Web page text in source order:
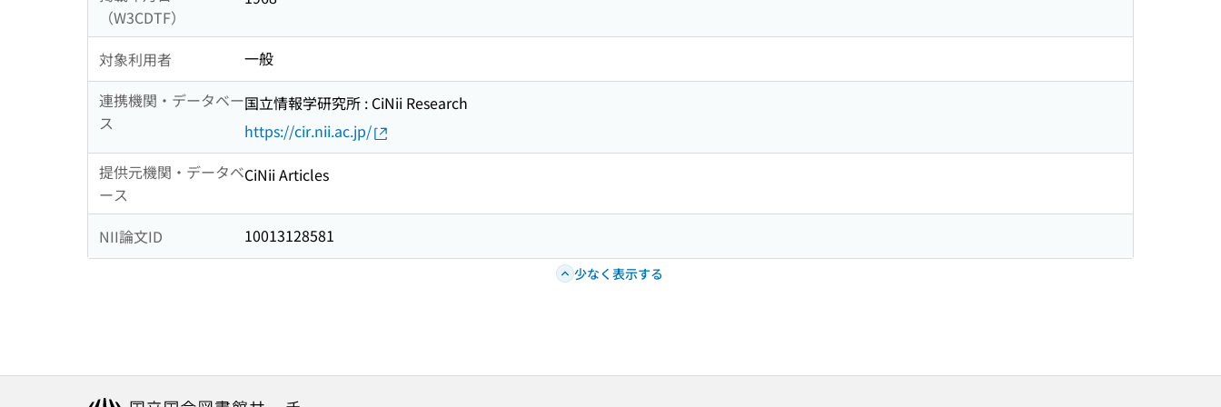
（W3CDTF）
対象利用者
一般
連携機関・データベー
ス
国立情報学研究所 : CiNii Research
https://cir.nii.ac.jp/
提供元機関・データベ
ース
CiNii Articles
NII論文ID 10013128581
少なく表示する